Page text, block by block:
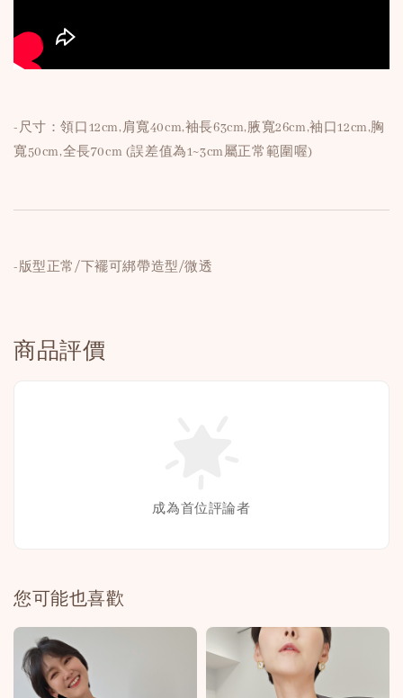
-尺寸：領口12cm,肩寬40cm,袖長63cm,腋寬26cm,袖口12cm,胸
寬50cm,全長70cm (誤差值為1~3cm屬正常範圍喔)
-版型正常/下襬可綁帶造型/微透
商品評價
成為首位評論者
您可能也喜歡